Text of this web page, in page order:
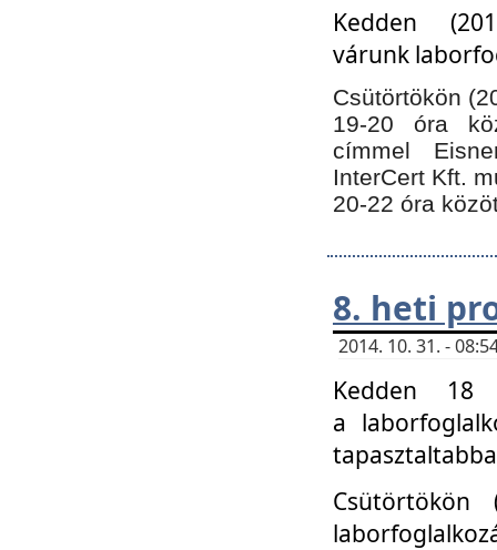
Kedden
várunk
Csütörtökön
19-20 óra
címmel
InterCert Kft.
20-22 óra
8. heti
2014. 10. 31. -
Kedden 18
a